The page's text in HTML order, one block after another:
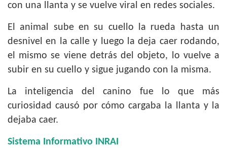
con una llanta y se vuelve viral en redes sociales.
El animal sube en su cuello la rueda hasta un
desnivel en la calle y luego la deja caer rodando,
el mismo se viene detrás del objeto, lo vuelve a
subir en su cuello y sigue jugando con la misma.
La inteligencia del canino fue lo que más
curiosidad causó por cómo cargaba la llanta y la
dejaba caer.
Sistema Informativo INRAI